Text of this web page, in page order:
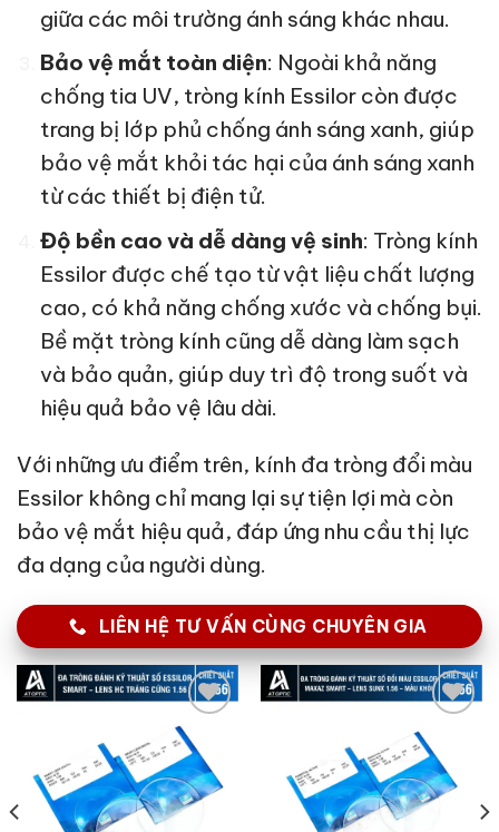
giữa các môi trường ánh sáng khác nhau.
Bảo vệ mắt toàn diện: Ngoài khả năng
chống tia UV, tròng kính Essilor còn được
trang bị lớp phủ chống ánh sáng xanh, giúp
bảo vệ mắt khỏi tác hại của ánh sáng xanh
từ các thiết bị điện tử.
Độ bền cao và dễ dàng vệ sinh: Tròng kính
Essilor được chế tạo từ vật liệu chất lượng
cao, có khả năng chống xước và chống bụi.
Bề mặt tròng kính cũng dễ dàng làm sạch
và bảo quản, giúp duy trì độ trong suốt và
hiệu quả bảo vệ lâu dài.
Với những ưu điểm trên, kính đa tròng đổi màu
Essilor không chỉ mang lại sự tiện lợi mà còn
bảo vệ mắt hiệu quả, đáp ứng nhu cầu thị lực
đa dạng của người dùng.
LIÊN HỆ TƯ VẤN CÙNG CHUYÊN GIA
Add to
wishlist
Add to
wishlist